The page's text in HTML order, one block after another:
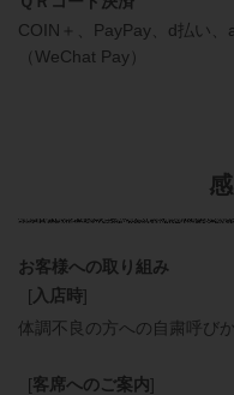
COIN＋、PayPay、d払い、
（WeChat Pay）
お客様への取り組み
[入店時]
体調不良の方への自粛呼び
[客席へのご案内]